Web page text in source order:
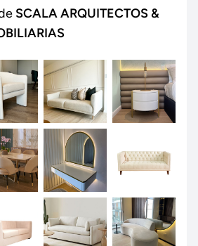
SCALA ARQUITECTOS &